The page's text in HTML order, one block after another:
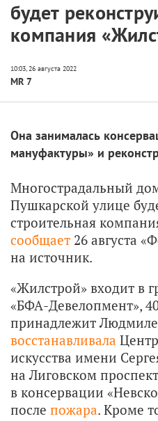
будет
компания
MR 7
Она занималась
мануфактуры» и
Многострадальный
Пушкарской улице
строительная
сообщает 26 августа
на источник.
«Жилстрой» входит в
«БФА-Девелопмент»,
принадлежит
восстанавливала
искусства имени
на Лиговском
в консервации
после пожара. Кроме